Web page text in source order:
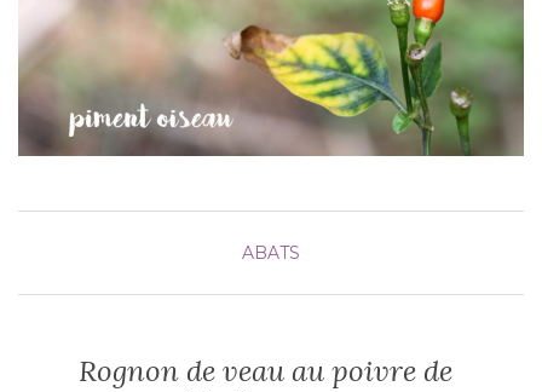
ABATS
Rognon de veau au poivre de